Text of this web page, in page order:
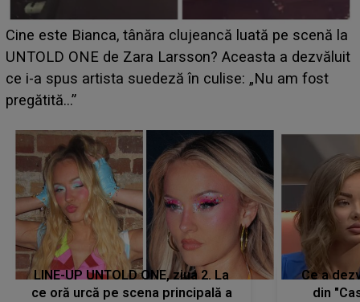
HOROSCOP 11 august 2026. Marte intră în Rac și
aduce tensiuni uriașe pentru o zodie! Conflictele
izbucnesc din senin în jurul ei, iar o situație dificilă
scapă de sub control
LINE-UP UNTOLD ONE, ziua 2. La
ce oră urcă pe scena principală a
Ce a
din